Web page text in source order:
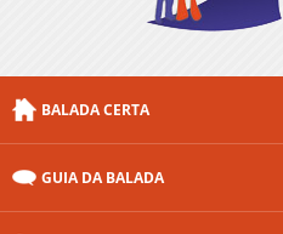
Curitiba
Porto Alegre
Floripa
BALADA CERTA
GUIA DA BALADA